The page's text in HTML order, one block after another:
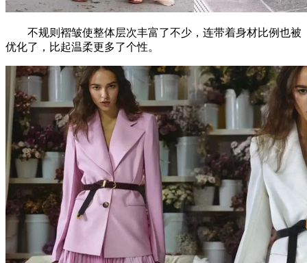
不规则褶皱使整体层次丰富了不少，连带着身材比例也被
优化了，比起温柔更多了个性。